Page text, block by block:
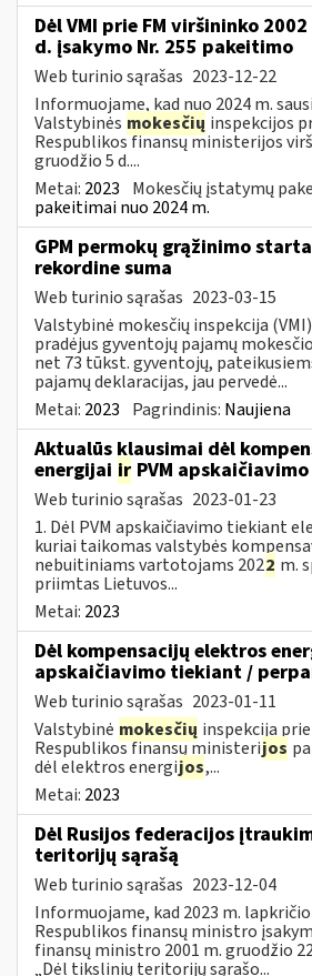
Dėl VMI prie FM viršininko
d. įsakymo Nr. 255 pakeitimo
Web turinio sąrašas 2023-12-22
Informuojame, kad nuo 2024 m.
Valstybinės mokesčių inspekcijos
Respublikos finansų ministerijos
gruodžio 5 d....
Metai: 2023 Mokesčių įstatymų
pakeitimai nuo 2024 m.
GPM permokų grąžinimo
rekordine suma
Web turinio sąrašas 2023-03-15
Valstybinė mokesčių inspekcija
pradėjus gyventojų pajamų
net 73 tūkst. gyventojų,
pajamų deklaracijas, jau pervedė...
Metai: 2023 Pagrindinis: Naujiena
Aktualūs klausimai dėl
energijai ir PVM
Web turinio sąrašas 2023-01-23
1. Dėl PVM apskaičiavimo tiekiant
kuriai taikomas valstybės
nebuitiniams vartotojams 2022 m.
priimtas Lietuvos...
Metai: 2023
Dėl kompensacijų elektros
apskaičiavimo tiekiant /
Web turinio sąrašas 2023-01-11
Valstybinė mokesčių inspekcija
Respublikos finansų ministerijos
dėl elektros energijos,...
Metai: 2023
Dėl Rusijos federacijos
teritorijų sąrašą
Web turinio sąrašas 2023-12-04
Informuojame, kad 2023 m. lapkričio
Respublikos finansų ministro
finansų ministro 2001 m. gruodžio
„Dėl tikslinių teritorijų sąrašo...